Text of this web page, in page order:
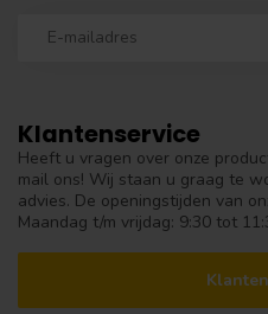
Klantenservice
Heeft u vragen over onze
mail ons! Wij staan u graag te
advies. De openingstijden van
Maandag t/m vrijdag: 9:30 tot